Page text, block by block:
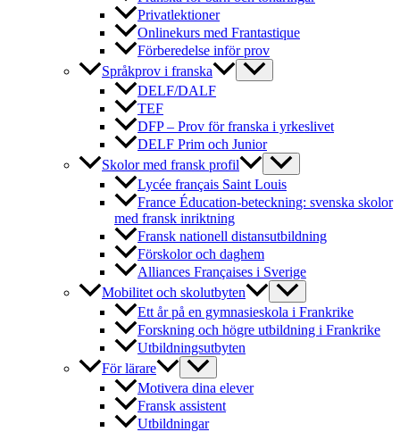
Privatlektioner
Onlinekurs med Frantastique
Förberedelse inför prov
Språkprov i franska
DELF/DALF
TEF
DFP – Prov för franska i yrkeslivet
DELF Prim och Junior
Skolor med fransk profil
Lycée français Saint Louis
France Éducation-beteckning: svenska skolor
med fransk inriktning
Fransk nationell distansutbildning
Förskolor och daghem
Alliances Françaises i Sverige
Mobilitet och skolutbyten
Ett år på en gymnasieskola i Frankrike
Forskning och högre utbildning i Frankrike
Utbildningsutbyten
För lärare
Motivera dina elever
Fransk assistent
Utbildningar